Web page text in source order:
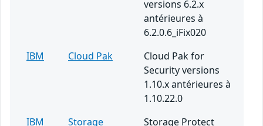
versions 6.2.x
antérieures à
6.2.0.6_iFix020
IBM
Cloud Pak
Cloud Pak for
Security versions
1.10.x antérieures à
1.10.22.0
IBM
Storage
Storage Protect